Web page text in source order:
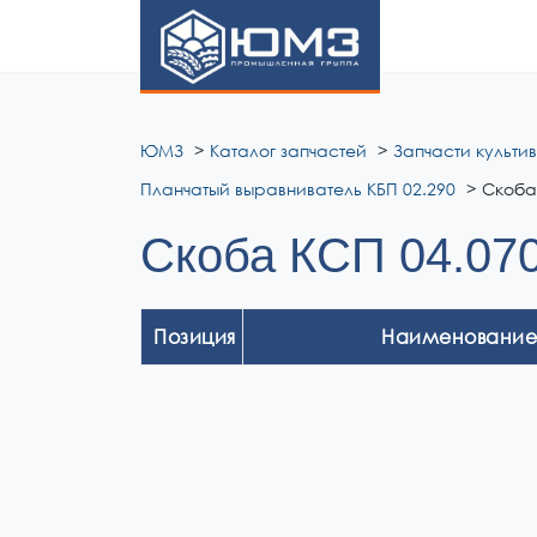
ЮМЗ Каталог запчастей Запчасти
Планчатый выравниватель КБП 02.290
Скоба КСП
Позиция Наименование